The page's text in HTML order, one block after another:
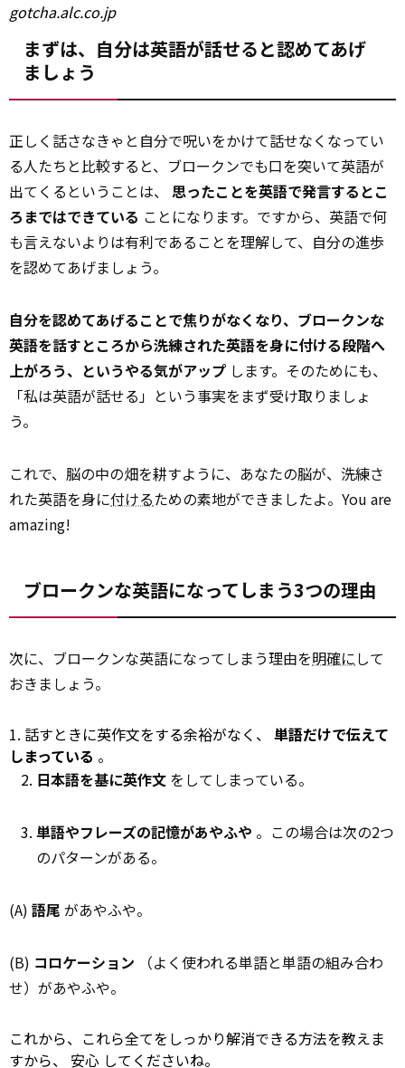
gotcha.alc.co.jp
まずは、自分は英語が話せると認めてあげ
ましょう
正しく話さなきゃと自分で呪いをかけて話せなくなってい
る人たちと比較すると、ブロークンでも口を突いて英語が
出てくるということは、 思ったことを英語で発言するとこ
ろまではできている ことになります。ですから、英語で何
も言えないよりは有利であることを理解して、自分の進歩
を認めてあげましょう。
自分を認めてあげることで焦りがなくなり、ブロークンな
英語を話すところから洗練された英語を身に付ける段階へ
上がろう、というやる気がアップ します。そのためにも、
「私は英語が話せる」という事実をまず受け取りましょ
う。
これで、脳の中の畑を耕すように、あなたの脳が、洗練さ
れた英語を身に付けるための素地ができましたよ。You are
amazing!
ブロークンな英語になってしまう3つの理由
次に、ブロークンな英語になってしまう理由を明確にして
おきましょう。
1. 話すときに英作文をする余裕がなく、 単語だけで伝えて
しまっている 。
日本語を基に英作文 をしてしまっている。
単語やフレーズの記憶があやふや 。この場合は次の2つ
のパターンがある。
(A) 語尾 があやふや。
(B) コロケーション （よく使われる単語と単語の組み合わ
せ）があやふや。
これから、これら全てをしっかり解消できる方法を教えま
すから、 安心 してくださいね。